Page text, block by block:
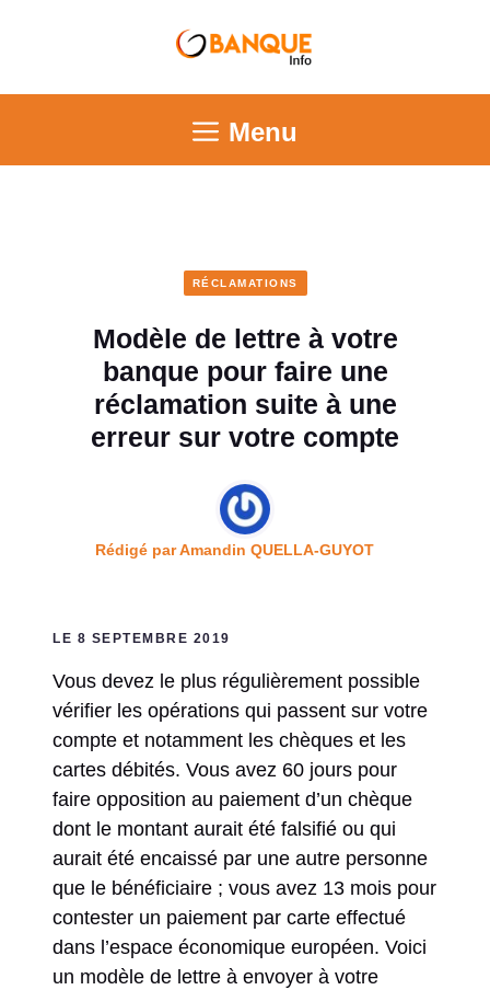
Menu
RÉCLAMATIONS
Modèle de lettre à votre
banque pour faire une
réclamation suite à une
erreur sur votre compte
Rédigé parAmandin QUELLA-GUYOT
LE 8 SEPTEMBRE 2019
Vous devez le plus régulièrement possible
vérifier les opérations qui passent sur votre
compte et notamment les chèques et les
cartes débités. Vous avez 60 jours pour
faire opposition au paiement d’un chèque
dont le montant aurait été falsifié ou qui
aurait été encaissé par une autre personne
que le bénéficiaire ; vous avez 13 mois pour
contester un paiement par carte effectué
dans l’espace économique européen. Voici
un modèle de lettre à envoyer à votre